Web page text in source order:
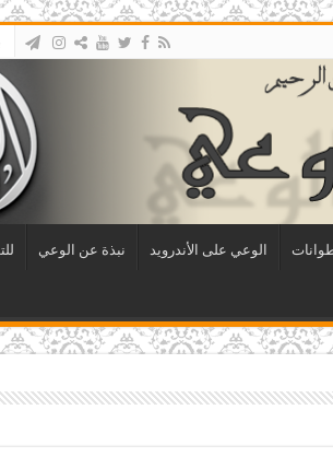
الوعي على الأندرويد نبذة عن الوعي